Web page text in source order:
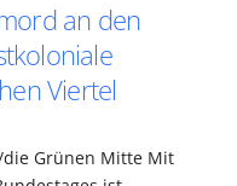
an den
Viertel
Grünen Mitte Mit